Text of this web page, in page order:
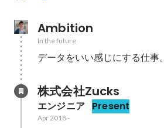
Ambition
In the future
データをいい感じにする仕事。
株式会社Zucks
エンジニア Present
Apr 2018-